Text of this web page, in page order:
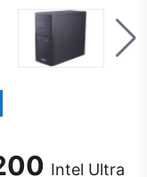
Intel Ultra